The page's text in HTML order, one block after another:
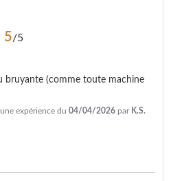
5/5
bruyante (comme toute machine
une expérience du 04/04/2026 par K.S.